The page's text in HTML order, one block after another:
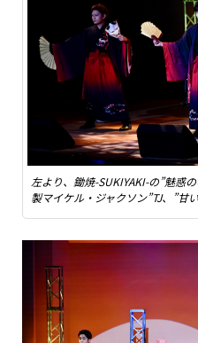
左より、鋤焼-SUKIYAKI-の”魅惑
製マイケル・ジャクソン”TJ、”甘